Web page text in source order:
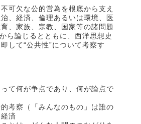
可欠な公的営為を根底から支え
、経済、倫理あるいは環境、医
、家族、宗教、国家等の諸問題
ら論じるとともに、西洋思想史
して“公共性”について考察す
って何が争点であり、何が論点で
考察（「みんなのもの」は誰の
済